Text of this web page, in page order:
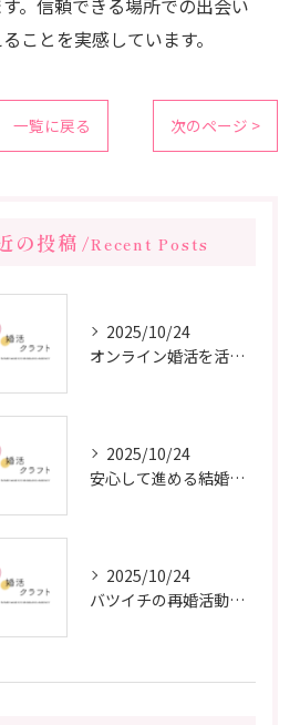
。信頼できる場所での出会い
ことを実感しています。
一覧に戻る 次のページ >
の投稿 Recent Posts
2025/10/24
オンライン婚活を活用した短期間成婚の秘訣
2025/10/24
安心して進める結婚相談所の利用法
2025/10/24
バツイチの再婚活動に成功するための戦略